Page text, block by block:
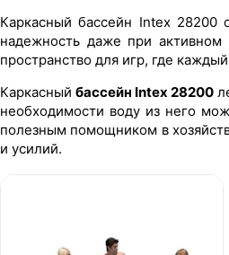
Каркасный бассейн Intex 28200
надежность даже при активном
пространство для игр, где
Каркасный бассейн Intex 28200
необходимости воду из него
полезным помощником в
и усилий.